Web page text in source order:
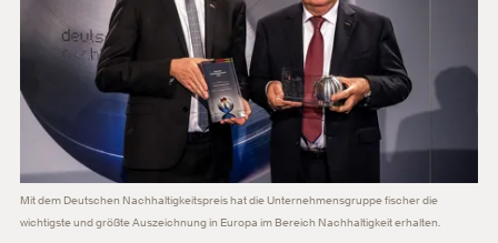
Mit dem Deutschen Nachhaltigkeitspreis hat die Unternehmensgruppe fischer die
wichtigste und größte Auszeichnung in Europa im Bereich Nachhaltigkeit erhalten.